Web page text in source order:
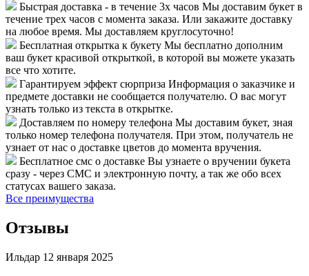
Быстрая доставка - в течение 3х часов Мы доставим букет в
течение трех часов с момента заказа. Или закажите доставку
на любое время. Мы доставляем круглосуточно!
Бесплатная открытка к букету Мы бесплатно дополним
ваш букет красивой открыткой, в которой вы можете указать
все что хотите.
Гарантируем эффект сюрприза Информация о заказчике и
предмете доставки не сообщается получателю. О вас могут
узнать только из текста в открытке.
Доставляем по номеру телефона Мы доставим букет, зная
только номер телефона получателя. При этом, получатель не
узнает от нас о доставке цветов до момента вручения.
Бесплатное смс о доставке Вы узнаете о вручении букета
сразу - через СМС и электронную почту, а так же обо всех
статусах вашего заказа.
Все преимущества
Отзывы
Ильдар 12 января 2025